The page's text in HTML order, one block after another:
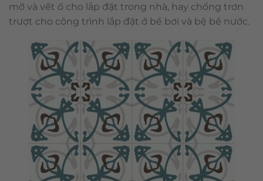
mỡ và vết ố cho lắp đặt trong nhà, hay chống trơn
trượt cho công trình lắp đặt ở bể bơi và bệ bể nước.